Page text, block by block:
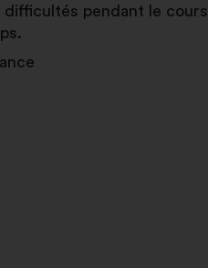
pendant le cours